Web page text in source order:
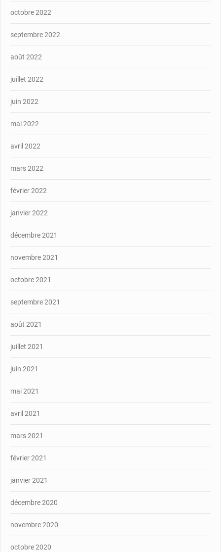
octobre 2022
septembre 2022
août 2022
juillet 2022
juin 2022
mai 2022
avril 2022
mars 2022
février 2022
janvier 2022
décembre 2021
novembre 2021
octobre 2021
septembre 2021
août 2021
juillet 2021
juin 2021
mai 2021
avril 2021
mars 2021
février 2021
janvier 2021
décembre 2020
novembre 2020
octobre 2020